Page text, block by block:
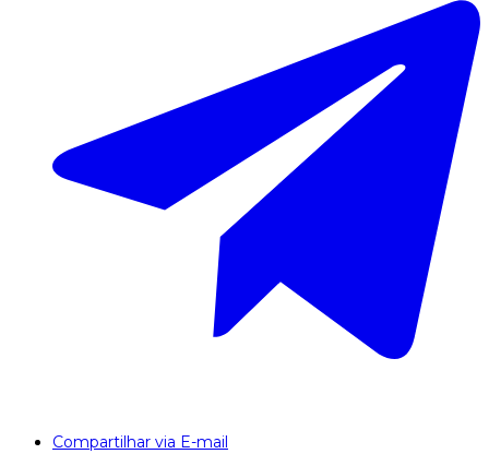
Compartilhar via E-mail